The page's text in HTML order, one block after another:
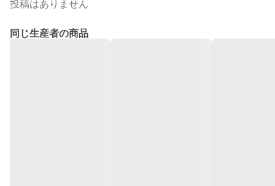
投稿はありません
同じ生産者の商品